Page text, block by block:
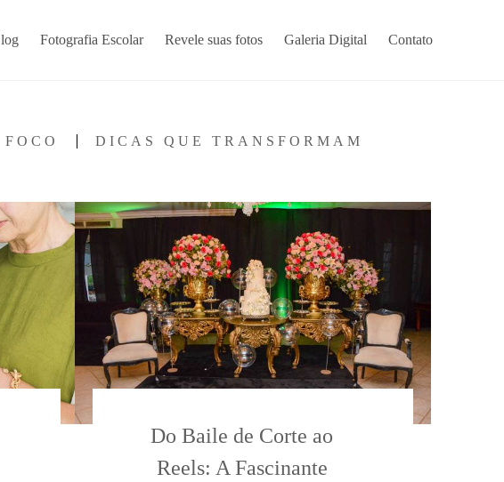
Fotografia Escolar Revele suas fotos Galeria Digital Contato
DICAS QUE TRANSFORMAM
Do Baile de Corte ao
Reels: A Fascinante